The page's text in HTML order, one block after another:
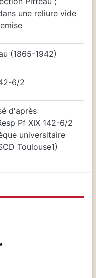
une reliure vide
(1865-1942)
6/2
d'après
Pf XIX 142-6/2
universitaire
Toulouse1)